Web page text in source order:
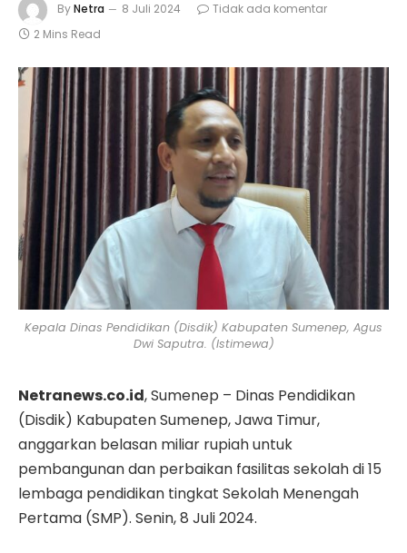
ByNetra 8 Juli 2024
Tidak ada komentar
2 Mins Read
Kepala Dinas Pendidikan (Disdik) Kabupaten Sumenep, Agus
Dwi Saputra. (Istimewa)
Netranews.co.id, Sumenep – Dinas Pendidikan
(Disdik) Kabupaten Sumenep, Jawa Timur,
anggarkan belasan miliar rupiah untuk
pembangunan dan perbaikan fasilitas sekolah di 15
lembaga pendidikan tingkat Sekolah Menengah
Pertama (SMP). Senin, 8 Juli 2024.